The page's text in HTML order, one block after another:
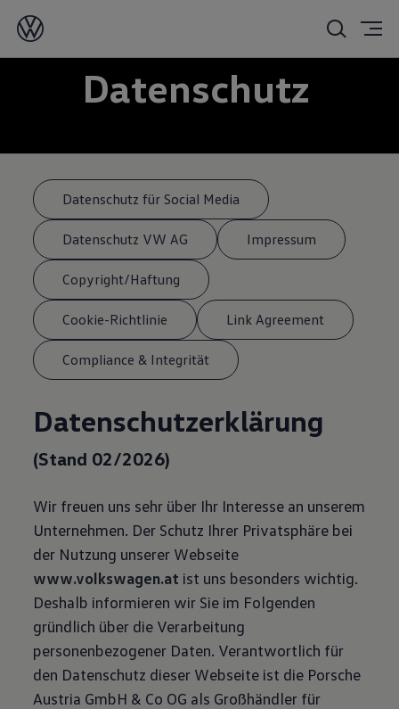
Datenschutz
Datenschutz für Social Media
Datenschutz VW AG Impressum
Copyright/Haftung
Cookie-Richtlinie Link Agreement
Compliance & Integrität
Datenschutz­erklärung
(Stand 02/2026)
Wir freuen uns sehr über Ihr Interesse an unserem
Unternehmen. Der Schutz Ihrer Privatsphäre bei
der Nutzung unserer Webseite
www.volkswagen.at ist uns besonders wichtig.
Deshalb informieren wir Sie im Folgenden
gründlich über die Verarbeitung
personenbezogener Daten. Verantwortlich für
den Datenschutz dieser Webseite ist die Porsche
Austria GmbH & Co OG als Großhändler für